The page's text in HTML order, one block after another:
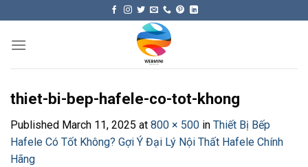
content
thiet-bi-bep-hafele-co-tot-khong
Published March 11, 2025 at 800 × 500 in Thiết Bị Bếp
Hafele Có Tốt Không? Gợi Ý Đại Lý Nội Thất Hafele Chính
Hãng